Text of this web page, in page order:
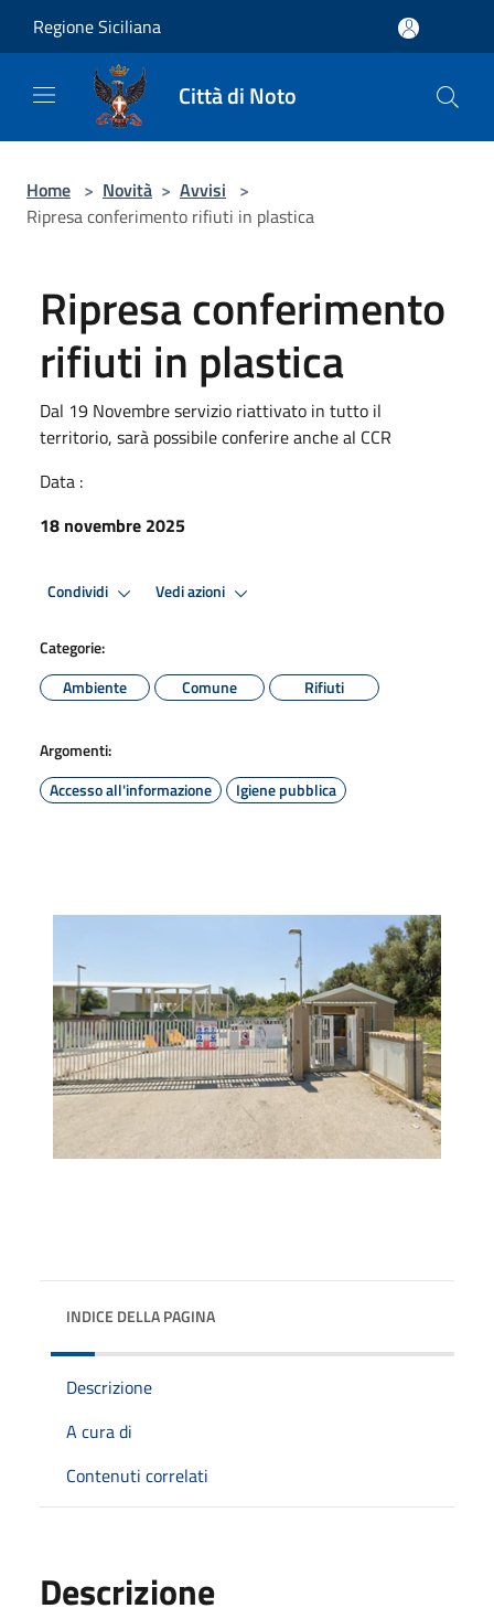
Regione Siciliana
Città di Noto
Home > Novità > Avvisi >
Ripresa conferimento rifiuti in plastica
Ripresa conferimento
rifiuti in plastica
Dal 19 Novembre servizio riattivato in tutto il
territorio, sarà possibile conferire anche al CCR
Data :
18 novembre 2025
Condividi Vedi azioni
Categorie:
Ambiente
Comune Rifiuti
Argomenti:
Accesso all'informazione
Igiene pubblica
INDICE DELLA PAGINA
Descrizione
A cura di
Contenuti correlati
Descrizione